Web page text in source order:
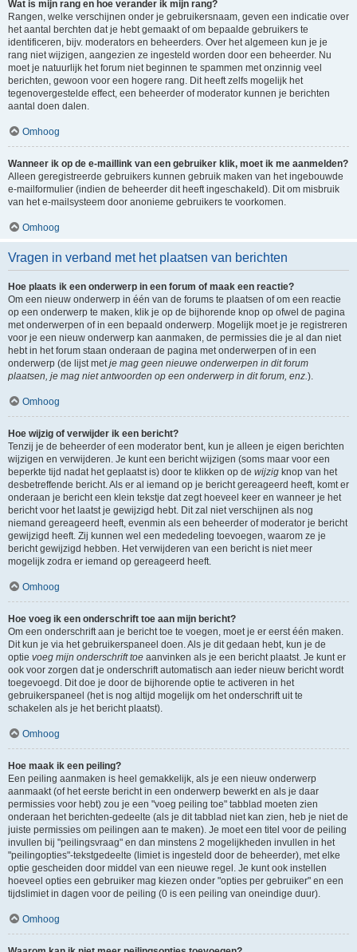
Wat is mijn rang en hoe verander ik mijn rang?
Rangen, welke verschijnen onder je gebruikersnaam, geven een indicatie over
het aantal berchten dat je hebt gemaakt of om bepaalde gebruikers te
identificeren, bijv. moderators en beheerders. Over het algemeen kun je je
rang niet wijzigen, aangezien ze ingesteld worden door een beheerder. Nu
moet je natuurlijk het forum niet beginnen te spammen met onzinnig veel
berichten, gewoon voor een hogere rang. Dit heeft zelfs mogelijk het
tegenovergestelde effect, een beheerder of moderator kunnen je berichten
aantal doen dalen.
Omhoog
Wanneer ik op de e-maillink van een gebruiker klik, moet ik me aanmelden?
Alleen geregistreerde gebruikers kunnen gebruik maken van het ingebouwde
e-mailformulier (indien de beheerder dit heeft ingeschakeld). Dit om misbruik
van het e-mailsysteem door anonieme gebruikers te voorkomen.
Omhoog
Vragen in verband met het plaatsen van berichten
Hoe plaats ik een onderwerp in een forum of maak een reactie?
Om een nieuw onderwerp in één van de forums te plaatsen of om een reactie
op een onderwerp te maken, klik je op de bijhorende knop op ofwel de pagina
met onderwerpen of in een bepaald onderwerp. Mogelijk moet je je registreren
voor je een nieuw onderwerp kan aanmaken, de permissies die je al dan niet
hebt in het forum staan onderaan de pagina met onderwerpen of in een
onderwerp (de lijst metje mag geen nieuwe onderwerpen in dit forum
plaatsen, je mag niet antwoorden op een onderwerp in dit forum, enz.).
Omhoog
Hoe wijzig of verwijder ik een bericht?
Tenzij je de beheerder of een moderator bent, kun je alleen je eigen berichten
wijzigen en verwijderen. Je kunt een bericht wijzigen (soms maar voor een
beperkte tijd nadat het geplaatst is) door te klikken op de wijzig knop van het
desbetreffende bericht. Als er al iemand op je bericht gereageerd heeft, komt er
onderaan je bericht een klein tekstje dat zegt hoeveel keer en wanneer je het
bericht voor het laatst je gewijzigd hebt. Dit zal niet verschijnen als nog
niemand gereageerd heeft, evenmin als een beheerder of moderator je bericht
gewijzigd heeft. Zij kunnen wel een mededeling toevoegen, waarom ze je
bericht gewijzigd hebben. Het verwijderen van een bericht is niet meer
mogelijk zodra er iemand op gereageerd heeft.
Omhoog
Hoe voeg ik een onderschrift toe aan mijn bericht?
Om een onderschrift aan je bericht toe te voegen, moet je er eerst één maken.
Dit kun je via het gebruikerspaneel doen. Als je dit gedaan hebt, kun je de
optie voeg mijn onderschrift toe aanvinken als je een bericht plaatst. Je kunt er
ook voor zorgen dat je onderschrift automatisch aan ieder nieuw bericht wordt
toegevoegd. Dit doe je door de bijhorende optie te activeren in het
gebruikerspaneel (het is nog altijd mogelijk om het onderschrift uit te
schakelen als je het bericht plaatst).
Omhoog
Hoe maak ik een peiling?
Een peiling aanmaken is heel gemakkelijk, als je een nieuw onderwerp
aanmaakt (of het eerste bericht in een onderwerp bewerkt en als je daar
permissies voor hebt) zou je een "voeg peiling toe" tabblad moeten zien
onderaan het berichten-gedeelte (als je dit tabblad niet kan zien, heb je niet de
juiste permissies om peilingen aan te maken). Je moet een titel voor de peiling
invullen bij "peilingsvraag" en dan minstens 2 mogelijkheden invullen in het
"peilingopties"-tekstgedeelte (limiet is ingesteld door de beheerder), met elke
optie gescheiden door middel van een nieuwe regel. Je kunt ook instellen
hoeveel opties een gebruiker mag kiezen onder "opties per gebruiker" en een
tijdslimiet in dagen voor de peiling (0 is een peiling van oneindige duur).
Omhoog